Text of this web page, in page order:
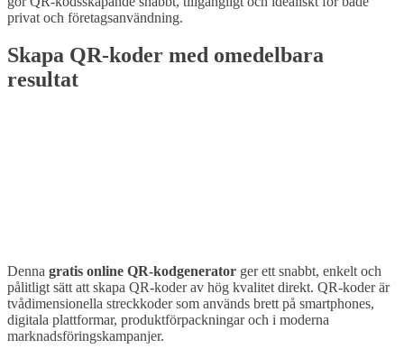
privat och företagsanvändning.
Skapa QR-koder med omedelbara
resultat
Denna gratis online QR-kodgenerator ger ett snabbt, enkelt och
pålitligt sätt att skapa QR-koder av hög kvalitet direkt. QR-koder är
tvådimensionella streckkoder som används brett på smartphones,
digitala plattformar, produktförpackningar och i moderna
marknadsföringskampanjer.